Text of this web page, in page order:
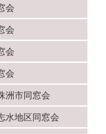
会
会
会
会
洲市同窓会
水地区同窓会